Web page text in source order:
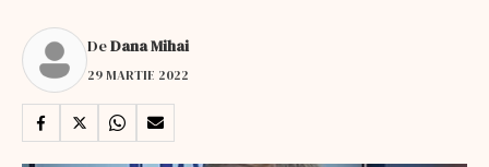
DeDana Mihai
29 MARTIE 2022